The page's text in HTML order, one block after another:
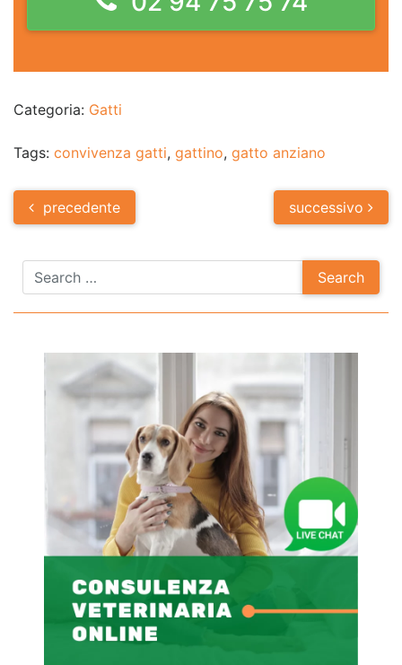
Categoria: Gatti
Tags: convivenza gatti, gattino, gatto anziano
Post
navigation
precedente successivo